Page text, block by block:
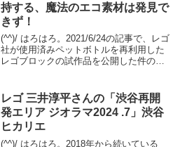
持する、魔法のエコ素材は発見で
きず！
(^^)/ はろはろ。2021/6/24の記事で、レゴ
社が使用済みペットボトルを再利用した
レゴブロックの試作品を公開した件の続
先ほどまで記事が見え...
レゴ 三井淳平さんの「渋谷再開
発エリア ジオラマ2024 .7」渋谷
ヒカリエ
(^^)/ はろはろ。2018年から続いている